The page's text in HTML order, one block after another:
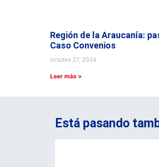
Región de la Araucanía:
Caso Convenios
octubre 27, 2024
Leer más »
Está pasando